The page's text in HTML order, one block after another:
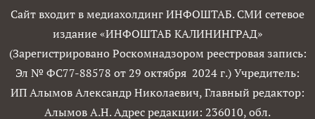
Сайт входит в медиахолдинг ИНФОШТАБ. СМИ сетевое
издание «ИНФОШТАБ КАЛИНИНГРАД»
(Зарегистрировано Роскомнадзором реестровая запись:
Эл № ФС77-88578 от 29 октября 2024 г.) Учредитель:
ИП Алымов Александр Николаевич, Главный редактор:
Алымов А.Н. Адрес редакции: 236010, обл.